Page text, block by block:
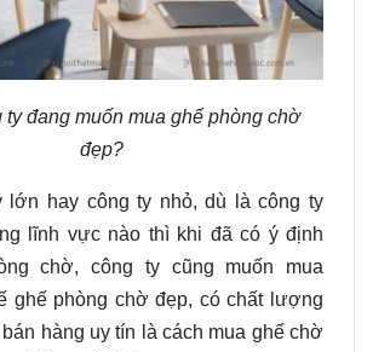
ty đang muốn mua ghế phòng chờ
đẹp?
lớn hay công ty nhỏ, dù là công ty
lĩnh vực nào thì khi đã có ý định
chờ, công ty cũng muốn mua
ghế phòng chờ đẹp, có chất lượng
hàng uy tín là cách mua ghế chờ